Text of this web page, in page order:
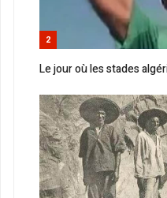
2
Le jour où les stades